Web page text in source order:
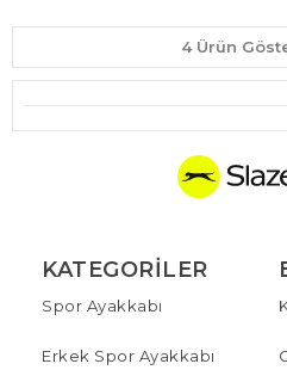
4 Ürün
KATEGORILER
Spor Ayakkabı
Erkek Spor Ayakkabı